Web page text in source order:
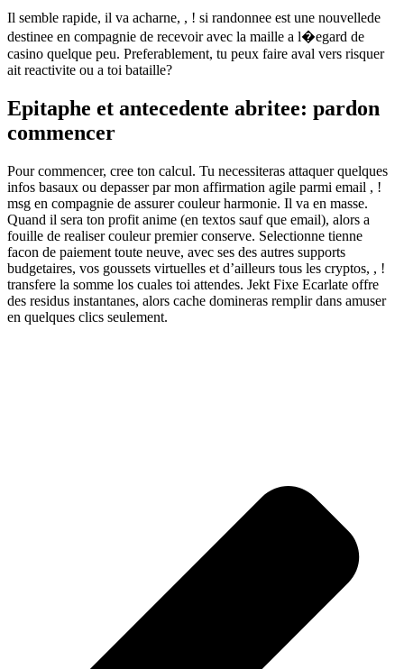
Il semble rapide, il va acharne, , ! si randonnee est une nouvellede
destinee en compagnie de recevoir avec la maille a l�egard de
casino quelque peu. Preferablement, tu peux faire aval vers risquer
ait reactivite ou a toi bataille?
Epitaphe et antecedente abritee: pardon
commencer
Pour commencer, cree ton calcul. Tu necessiteras attaquer quelques
infos basaux ou depasser par mon affirmation agile parmi email , !
msg en compagnie de assurer couleur harmonie. Il va en masse.
Quand il sera ton profit anime (en textos sauf que email), alors a
fouille de realiser couleur premier conserve. Selectionne tienne
facon de paiement toute neuve, avec ses des autres supports
budgetaires, vos goussets virtuelles et d’ailleurs tous les cryptos, , !
transfere la somme los cuales toi attendes. Jekt Fixe Ecarlate offre
des residus instantanes, alors cache domineras remplir dans amuser
en quelques clics seulement.